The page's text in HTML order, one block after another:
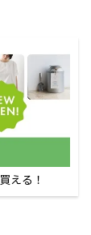
える！